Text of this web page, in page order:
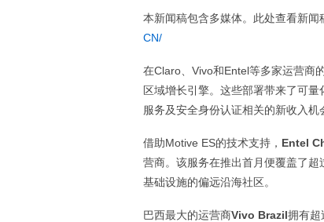
本新闻稿包含多媒体。此处查看新闻
CN/
在Claro、Vivo和Entel等多家运营商
区域增长引擎。这些部署带来了可
服务及安全身份认证相关的新收入机
借助Motive ES的技术支持， Entel
营商。该服务在推出首月便覆盖了
基础设施的偏远沿海社区。
巴西最大的运营商Vivo Brazil拥有超